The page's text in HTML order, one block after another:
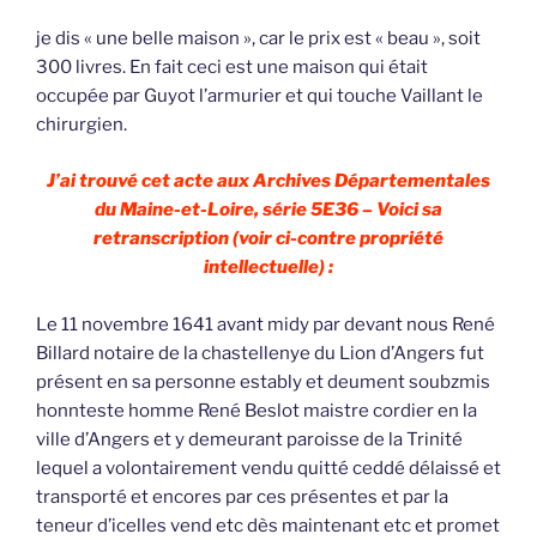
je dis « une belle maison », car le prix est « beau », soit
300 livres. En fait ceci est une maison qui était
occupée par Guyot l’armurier et qui touche Vaillant le
chirurgien.
J’ai trouvé cet acte aux Archives Départementales
du Maine-et-Loire, série 5E36 – Voici sa
retranscription (voir ci-contre propriété
intellectuelle) :
Le 11 novembre 1641 avant midy par devant nous René
Billard notaire de la chastellenye du Lion d’Angers fut
présent en sa personne estably et deument soubzmis
honnteste homme René Beslot maistre cordier en la
ville d’Angers et y demeurant paroisse de la Trinité
lequel a volontairement vendu quitté ceddé délaissé et
transporté et encores par ces présentes et par la
teneur d’icelles vend etc dès maintenant etc et promet